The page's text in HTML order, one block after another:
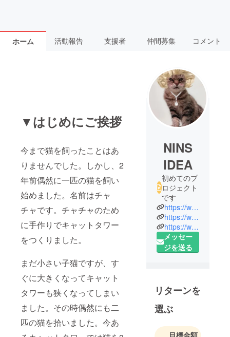
ホーム 活動報告 支援者 仲間募集 コメント
▼はじめにご挨拶
今まで猫を飼ったことはあ
りませんでした。しかし、2
年前偶然に一匹の猫を飼い
始めました。名前はチャ
チャです。チャチャのため
に手作りでキャットタワー
をつくりました。
まだ小さい子猫ですが、す
ぐに大きくなってキャット
タワーも狭くなってしまい
ました。その時偶然にも二
匹の猫を拾いました。今あ
NINS
IDEA
初めてのプ
ロジェクト
です
https://www.likestore.com.tw/ninsidea
https://www.facebook.com/ninsidea/
https://www.facebook.com/micha.dream.worker/
メッセー
ジを送る
リターンを
選ぶ
目標金額